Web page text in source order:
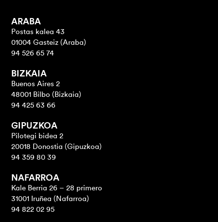
ARABA
Postas kalea 43
01004 Gasteiz (Araba)
94 526 65 74
BIZKAIA
Buenos Aires 2
48001 Bilbo (Bizkaia)
94 425 63 66
GIPUZKOA
Pilotegi bidea 2
20018 Donostia (Gipuzkoa)
94 359 80 39
NAFARROA
Kale Berria 26 – 28 primero
31001 Iruñea (Nafarroa)
94 822 02 95